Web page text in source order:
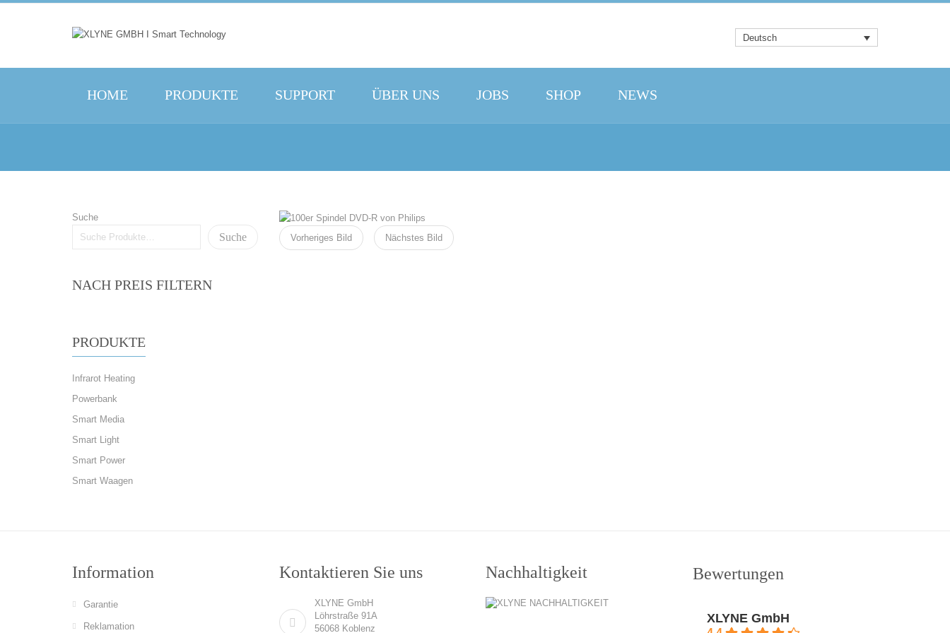
Deutsch
HOME PRODUKTE SUPPORT ÜBER UNS JOBS SHOP NEWS
Suche
Suche
NACH PREIS FILTERN
PRODUKTE
Infrarot Heating
Powerbank
Smart Media
Smart Light
Smart Power
Smart Waagen
Vorheriges Bild Nächstes Bild
Information
Garantie
Reklamation
Kontaktieren Sie uns
XLYNE GmbH
Löhrstraße 91A
56068 Koblenz
Nachhaltigkeit Bewertungen
XLYNE GmbH